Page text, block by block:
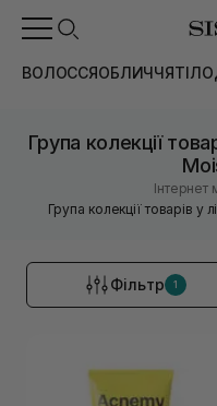
ВОЛОССЯОБЛИЧЧЯТІЛО
Група колекції
Інтернет
Група колекції товарів у
Фільтр 1